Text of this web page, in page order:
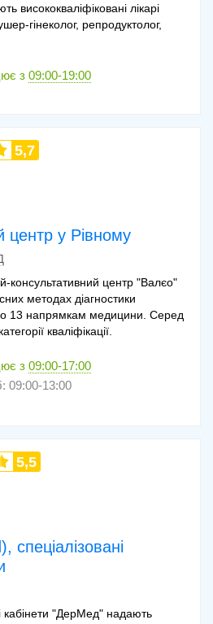
висококваліфіковані лікарі
гінеколог, репродуктолог,
з 09:00-19:00
у Рівному
5,7
консультативний центр "Валєо"
методах діагностики
по 13 напрямкам медицини. Серед
кваліфікації.
з 09:00-17:00
09:00-13:00
5,5
кабінети "ДерМед" надають